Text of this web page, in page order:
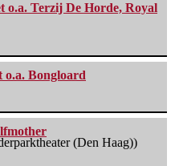
o.a. Terzij De Horde, Royal
o.a. Bongloard
(Den Haag))